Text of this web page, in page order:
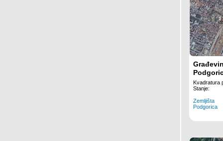
Kvadratura
Stanje:
Zemljišta
Podgorica